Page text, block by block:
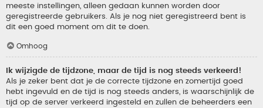
meeste instellingen, alleen gedaan kunnen worden door
geregistreerde gebruikers. Als je nog niet geregistreerd bent is
dit een goed moment om dit te doen.
Omhoog
Ik wijzigde de tijdzone, maar de tijd is nog steeds verkeerd!
Als je zeker bent dat je de correcte tijdzone en zomertijd goed
hebt ingevuld en de tijd is nog steeds anders, is waarschijnlijk de
tijd op de server verkeerd ingesteld en zullen de beheerders een